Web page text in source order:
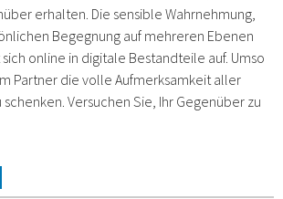
erhalten. Die sensible Wahrnehmung,
Begegnung auf mehreren Ebenen
online in digitale Bestandteile auf. Umso
Partner die volle Aufmerksamkeit aller
Versuchen Sie, Ihr Gegenüber zu